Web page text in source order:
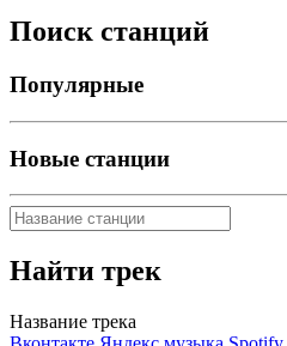
Поиск станций
Популярные
Новые станции
Найти трек
Название трека